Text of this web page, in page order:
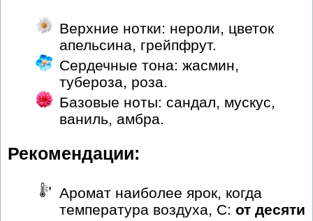
Верхние нотки: нероли, цветок
апельсина, грейпфрут.
Сердечные тона: жасмин,
тубероза, роза.
Базовые ноты: сандал, мускус,
ваниль, амбра.
Рекомендации:
Аромат наиболее ярок, когда
температура воздуха, С: от десяти